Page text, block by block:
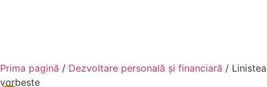
Prima pagină / Dezvoltare personală şi financiară / Linistea
vorbeste